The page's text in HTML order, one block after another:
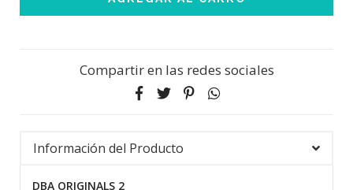
Compartir en las redes sociales
Información del Producto
DBA ORIGINALS 2